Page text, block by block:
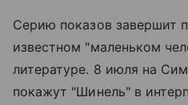
Серию показов завершит
известном "маленьком
литературе. 8 июля на
покажут "Шинель" в